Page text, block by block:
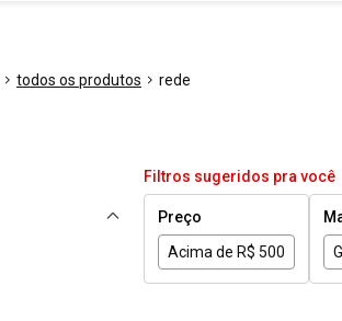
todos os produtos rede
Filtros sugeridos pra você
Preço
Acima de R$ 500